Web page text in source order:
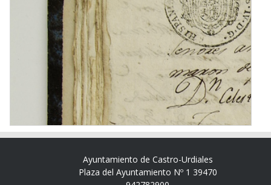
Ayuntamiento de Castro-Urdiales
Plaza del Ayuntamiento Nº 1 39470